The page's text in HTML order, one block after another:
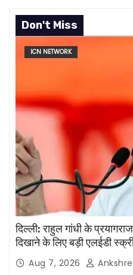
Don't Miss
ICN NETWORK
दिल्ली: राहुल गांधी के
दिखाने के लिए बड़ी एलईडी
Aug 7, 2026